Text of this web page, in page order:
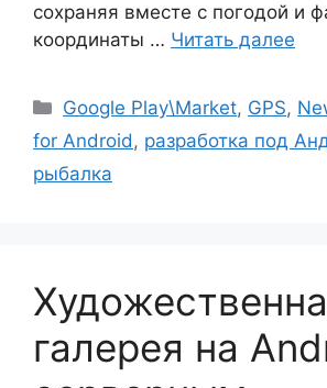
сохраняя вместе с погодой и
координаты … Читать далее
Рубрики
Google Play\Market, GPS,
for Android, разработка под
рыбалка
галерея на